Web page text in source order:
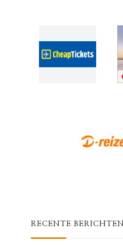
RECENTE BERICHTEN